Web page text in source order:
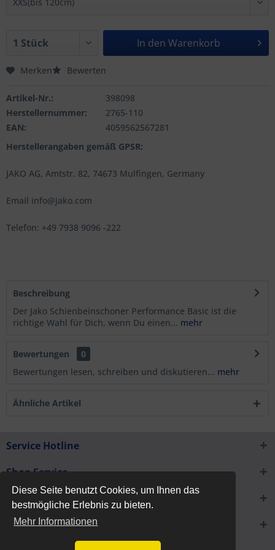
Diese Seite benutzt Cookies, um Ihnen das
bestmögliche Erlebnis zu bieten.
Mehr Informationen
In den Warenkorb
Merken Bewerten
Artikel-Nr.:
398098
Herstellernummer:
2765-110
EAN:
4059562567281
Herstellerangaben gemäß GPSR:
JAKO AG, Amtstr. 82, 74673 Mulfingen, Germany
Email info@jako.com
Telefon: +49 7938 9096 -222
Beschreibung
Der Jako Schienbeinschoner Performance Basic ist die
richtige Wahl für Dich, wenn Du einen... mehr
Bewertungen
0
Bewertungen lesen, schreiben und diskutieren... mehr
Ähnliche Artikel
Service Hotline
Shop Service
Informationen
Newsletter